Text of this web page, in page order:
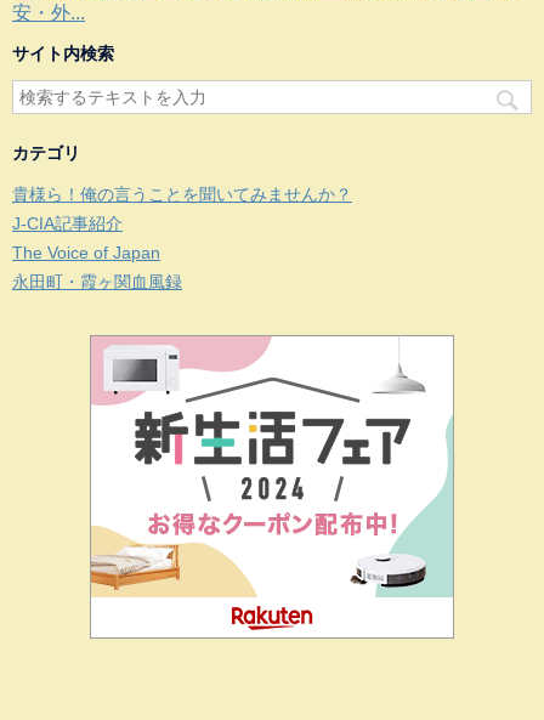
安・外...
サイト内検索
カテゴリ
貴様ら！俺の言うことを聞いてみませんか？
J-CIA記事紹介
The Voice of Japan
永田町・霞ヶ関血風録